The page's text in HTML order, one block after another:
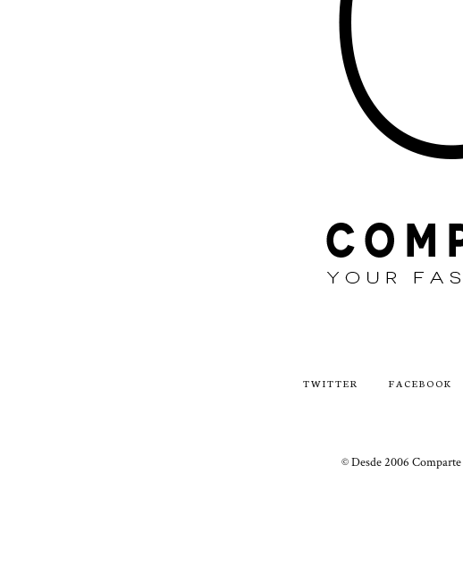
TWITTER FACEBOOK
© Desde 2006